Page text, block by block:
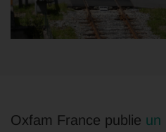
Oxfam France publie un